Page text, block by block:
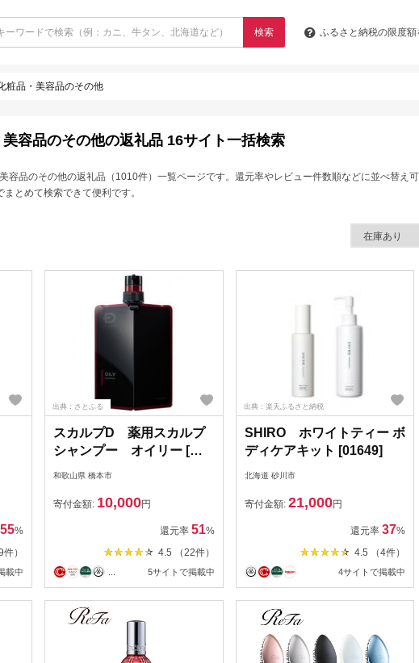
検索 ふるさと納税の限度額
粧品・美容品のその他
容品のその他の返礼品 16サイト一括検索
容品のその他の返礼品（1010件）一覧ページです。還元率やレビュー件数順などに並べ替え
とめて検索できて便利です。
55%
）
載中
出典：さとふる
スカルプD 薬用スカルプ
シャンプー オイリー [脂
性肌用]|シャンプー メンズ
和歌山県 橋本市
寄付金額: 10,000円
還元率 51%
4.5 （22件）
5サイトで掲載中
出典：楽天ふるさと納税
SHIRO ホワイトティー ボ
ディケアキット [01649]
北海道 砂川市
寄付金額: 21,000円
還元率 37%
4.5 （4件）
4サイトで掲載中